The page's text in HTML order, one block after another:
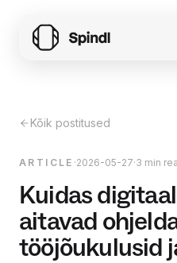
Kõik postitused
ARTICLE ·2026-05-27·3 min
Kuidas
aitavad
tööjõukulusid